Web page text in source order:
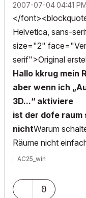
‎2007-07-0404:41 PM
</
Helvetica, sans-
size="2"
serif">Original
Hallo kkrug mein
aber wenn ich
3D...“ aktiviere
ist der dofe raum
nichtWarum
Räume nicht
AC25_win
0